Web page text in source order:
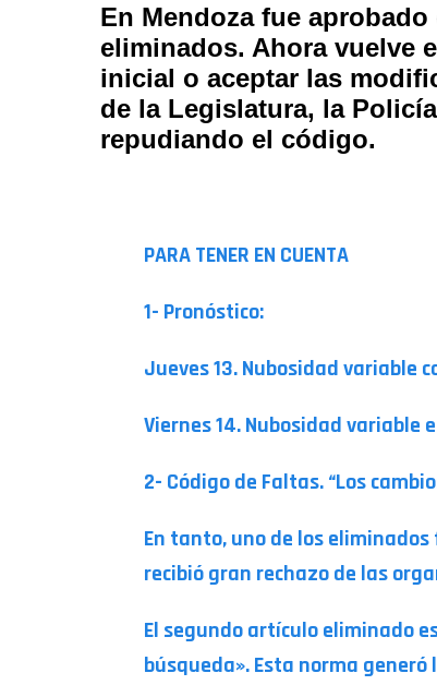
En Mendoza fue
eliminados. Ahora vuelve
inicial o aceptar las
de la Legislatura, la
repudiando el código.
PARA TENER EN CUENTA
1- Pronóstico:
Jueves 13. Nubosidad variable
Viernes 14. Nubosidad variable
2- Código de Faltas. “Los
En tanto, uno de los
recibió gran rechazo de las
El segundo artículo eliminado
búsqueda». Esta norma